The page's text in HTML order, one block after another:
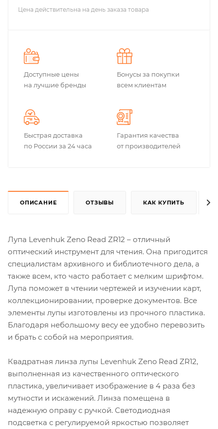
Цена действительна на день заказа товара
Доступные цены
на лучшие бренды
Бонусы за покупки
всем клиентам
Быстрая доставка
по России за 24 часа
Гарантия качества
от производителей
ОПИСАНИЕ ОТЗЫВЫ КАК КУПИТЬ
Лупа Levenhuk Zeno Read ZR12 – отличный
оптический инструмент для чтения. Она пригодится
специалистам архивного и библиотечного дела, а
также всем, кто часто работает с мелким шрифтом.
Лупа поможет в чтении чертежей и изучении карт,
коллекционировании, проверке документов. Все
элементы лупы изготовлены из прочного пластика.
Благодаря небольшому весу ее удобно перевозить
и брать с собой на мероприятия.
Квадратная линза лупы Levenhuk Zeno Read ZR12,
выполненная из качественного оптического
пластика, увеличивает изображение в 4 раза без
мутности и искажений. Линза помещена в
надежную оправу с ручкой. Светодиодная
подсветка с регулируемой яркостью позволяет